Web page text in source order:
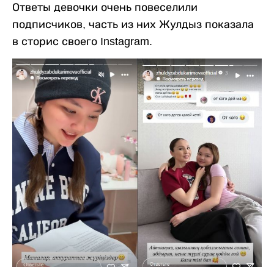
Ответы девочки очень повеселили
подписчиков, часть из них Жулдыз показала
в сторис своего Instagram.